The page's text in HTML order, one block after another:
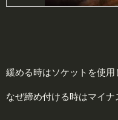
緩める時はソケットを使用
なぜ締め付ける時はマイ